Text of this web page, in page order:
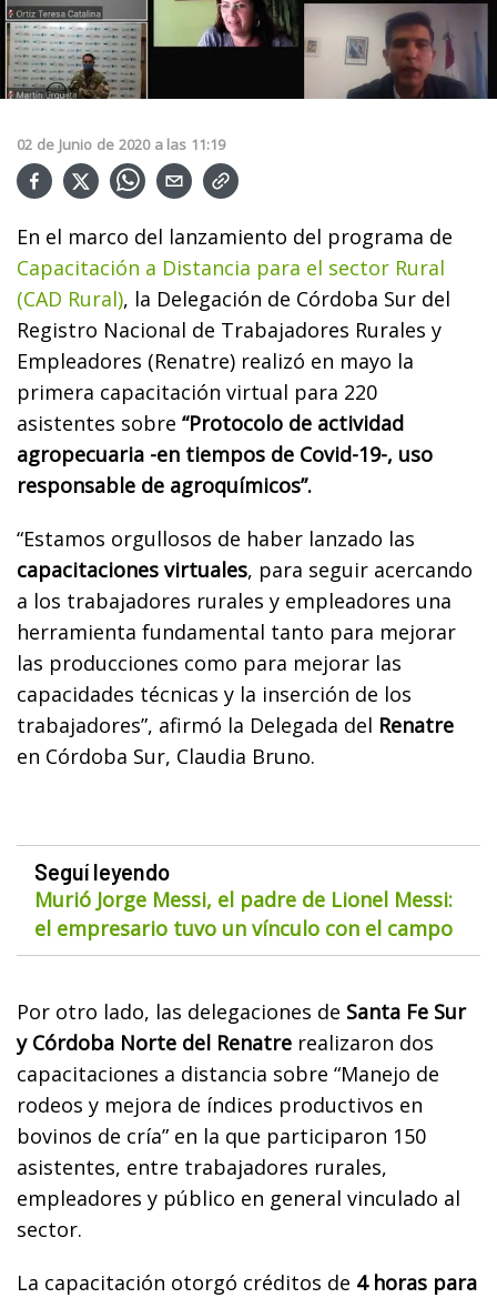
02 de Junio de 2020 a las 11:19
En el marco del lanzamiento del programa de
Capacitación a Distancia para el sector Rural
(CAD Rural), la Delegación de Córdoba Sur del
Registro Nacional de Trabajadores Rurales y
Empleadores (Renatre) realizó en mayo la
primera capacitación virtual para 220
asistentes sobre “Protocolo de actividad
agropecuaria -en tiempos de Covid-19-, uso
responsable de agroquímicos”.
“Estamos orgullosos de haber lanzado las
capacitaciones virtuales, para seguir acercando
a los trabajadores rurales y empleadores una
herramienta fundamental tanto para mejorar
las producciones como para mejorar las
capacidades técnicas y la inserción de los
trabajadores”, afirmó la Delegada del Renatre
en Córdoba Sur, Claudia Bruno.
Seguí leyendo
Murió Jorge Messi, el padre de Lionel Messi:
el empresario tuvo un vínculo con el campo
Por otro lado, las delegaciones de Santa Fe Sur
y Córdoba Norte del Renatre realizaron dos
capacitaciones a distancia sobre “Manejo de
rodeos y mejora de índices productivos en
bovinos de cría” en la que participaron 150
asistentes, entre trabajadores rurales,
empleadores y público en general vinculado al
sector.
La capacitación otorgó créditos de 4 horas para